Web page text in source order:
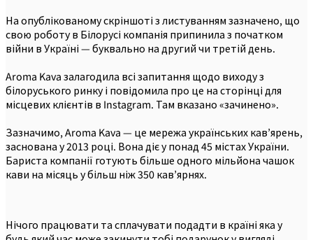
На опублікованому скріншоті з листуванням зазначено, що
свою роботу в Білорусі компанія припинила з початком
війни в Україні — буквально на другий чи третій день.
Aroma Kava залагодила всі запитання щодо виходу з
білоруського ринку і повідомила про це на сторінці для
місцевих клієнтів в Instagram. Там вказано «зачинено».
Зазначимо, Aroma Kava — це мережа українських кав’ярень,
заснована у 2013 році. Вона діє у понад 45 містах України.
Бариста компанії готують більше одного мільйона чашок
кави на місяць у більш ніж 350 кав’ярнях.
Нічого працювати та сплачувати подадти в країні яка у